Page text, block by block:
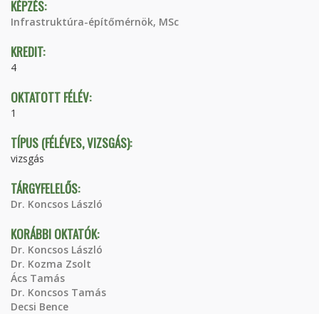
KÉPZÉS:
Infrastruktúra-építőmérnök, MSc
KREDIT:
4
OKTATOTT FÉLÉV:
1
TÍPUS (FÉLÉVES, VIZSGÁS):
vizsgás
TÁRGYFELELŐS:
Dr. Koncsos László
KORÁBBI OKTATÓK:
Dr. Koncsos László
Dr. Kozma Zsolt
Ács Tamás
Dr. Koncsos Tamás
Decsi Bence